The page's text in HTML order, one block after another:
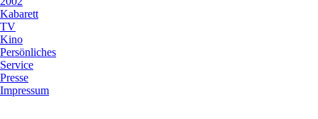
Kabarett
TV
Kino
Persönliches
Service
Presse
Impressum